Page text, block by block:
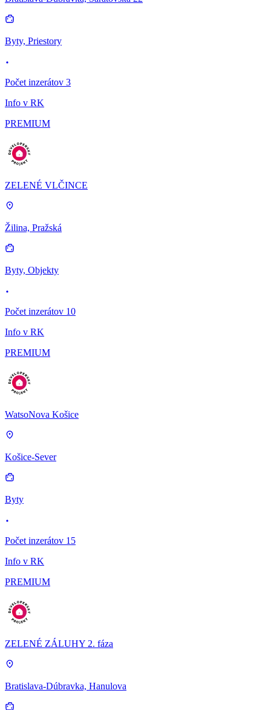
Byty, Priestory
Počet inzerátov 3
Info v RK
PREMIUM
ZELENÉ VLČINCE
Žilina, Pražská
Byty, Objekty
Počet inzerátov 10
Info v RK
PREMIUM
WatsoNova Košice
Košice-Sever
Byty
Počet inzerátov 15
Info v RK
PREMIUM
ZELENÉ ZÁLUHY 2. fáza
Bratislava-Dúbravka, Hanulova